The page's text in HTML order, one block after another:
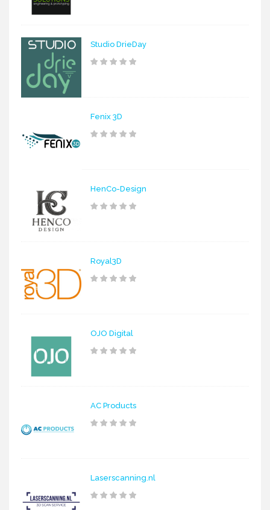
Studio DrieDay
Fenix 3D
HenCo-Design
Royal3D
OJO Digital
AC Products
Laserscanning.nl